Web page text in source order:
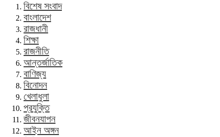
বিশেষ সংবাদ
বাংলাদেশ
রাজধানী
শিক্ষা
রাজনীতি
আন্তর্জাতিক
বাণিজ্য
বিনোদন
খেলাধুলা
প্রযুক্তি
জীবনযাপন
আইন অঙ্গন